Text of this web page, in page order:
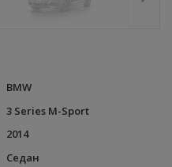
BMW
3 Series M-Sport
2014
Седан